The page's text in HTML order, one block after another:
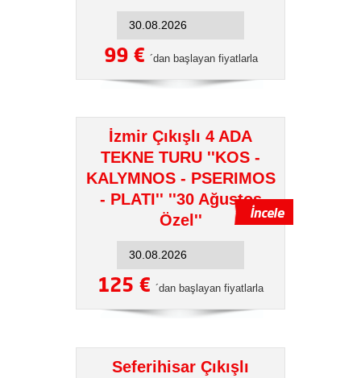
99 € ´dan başlayan fiyatlarla
İzmir Çıkışlı 4 ADA
TEKNE TURU ''KOS -
KALYMNOS - PSERIMOS
- PLATI'' ''30 Ağustos
Özel''
125 € ´dan başlayan fiyatlarla
Seferihisar Çıkışlı